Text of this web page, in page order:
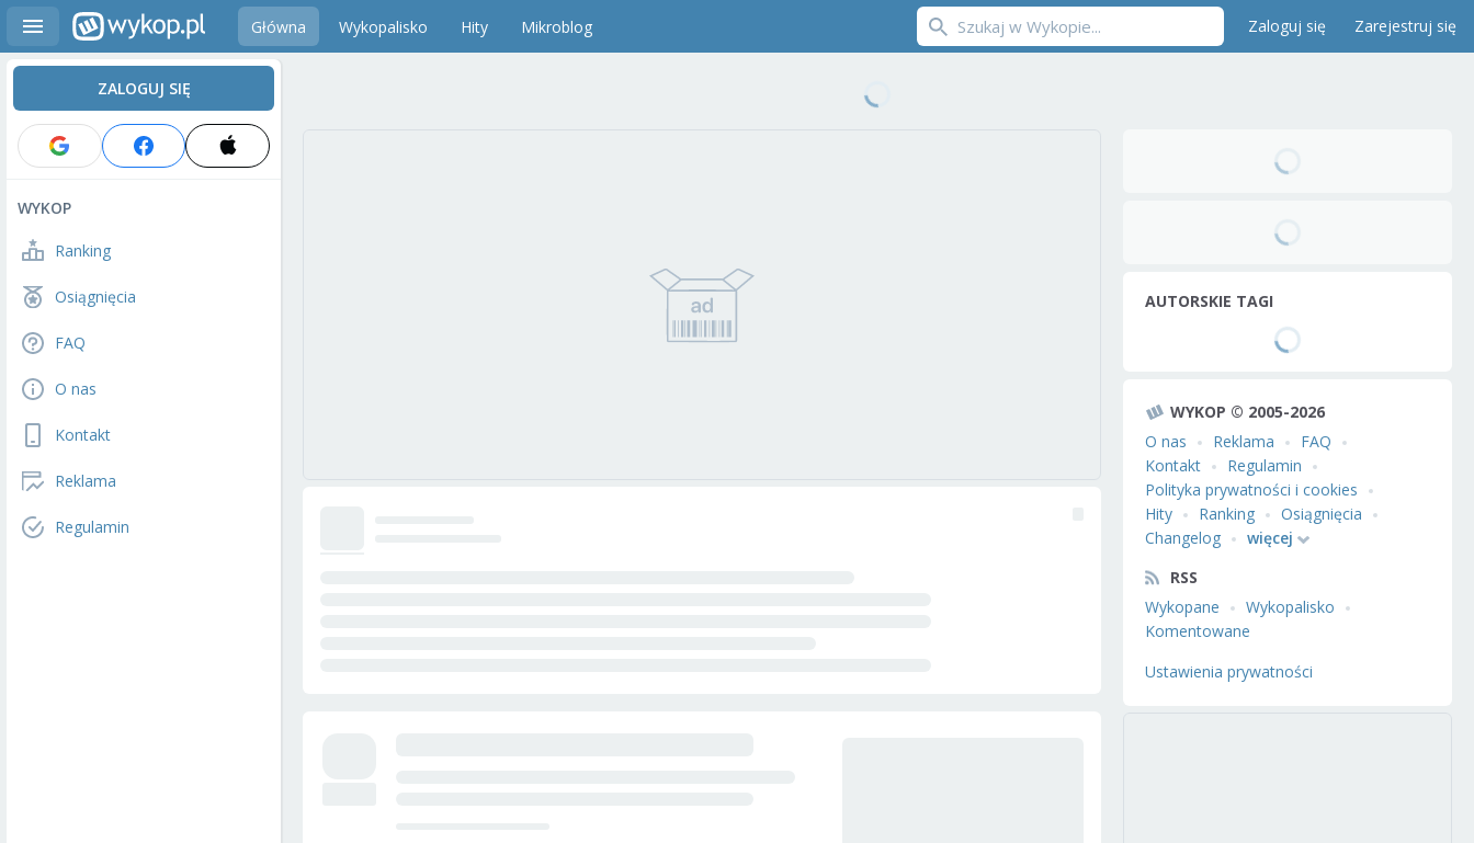
Główna Wykopalisko Hity Mikroblog Zaloguj się Zarejestruj się
ZALOGUJ SIĘ
WYKOP
Ranking
Osiągnięcia
FAQ
O nas
Kontakt
Reklama
Regulamin
AUTORSKIE TAGI
WYKOP © 2005-2026
O nas
Reklama
FAQ
Kontakt
Regulamin
Polityka prywatności i cookies
Hity
Ranking
Osiągnięcia
Changelog
więcej
RSS
Wykopane
Wykopalisko
Komentowane
Ustawienia prywatności